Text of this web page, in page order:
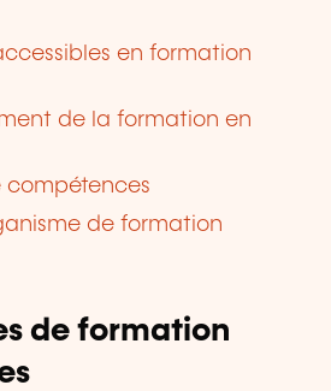
en formation
de la formation en
compétences
de formation
de formation